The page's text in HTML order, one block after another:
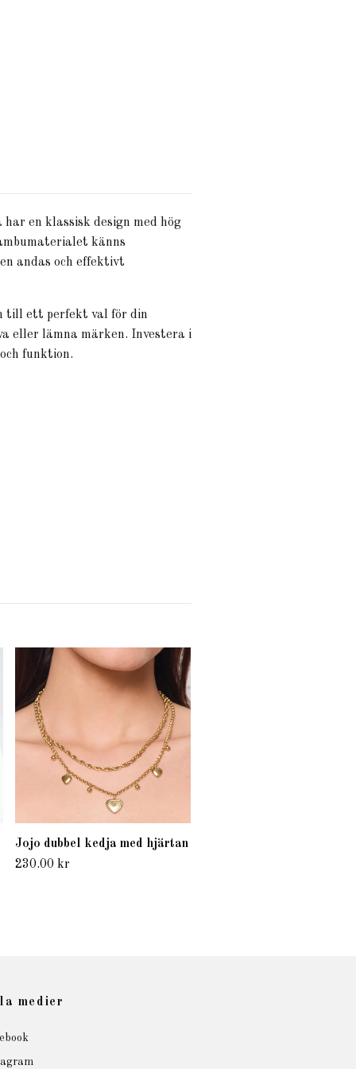
en klassisk design med hög
känns
andas och effektivt
till ett perfekt val för din
eller lämna märken. Investera i
funktion.
Jojo dubbel kedja med hjärtan
230.00 kr
medier